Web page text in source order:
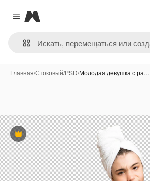
Close menu
Magnific
Главная/Стоковый/PSD/Молодая девушка с ра…
Премиум